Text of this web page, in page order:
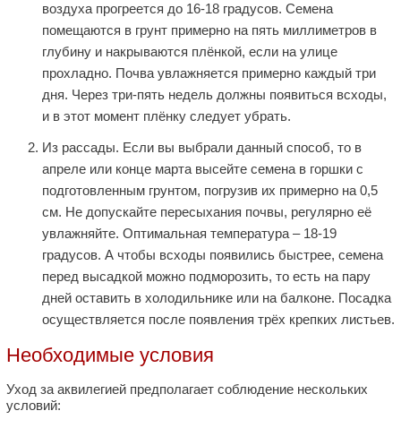
воздуха прогреется до 16-18 градусов. Семена
помещаются в грунт примерно на пять миллиметров в
глубину и накрываются плёнкой, если на улице
прохладно. Почва увлажняется примерно каждый три
дня. Через три-пять недель должны появиться всходы,
и в этот момент плёнку следует убрать.
Из рассады. Если вы выбрали данный способ, то в
апреле или конце марта высейте семена в горшки с
подготовленным грунтом, погрузив их примерно на 0,5
см. Не допускайте пересыхания почвы, регулярно её
увлажняйте. Оптимальная температура – 18-19
градусов. А чтобы всходы появились быстрее, семена
перед высадкой можно подморозить, то есть на пару
дней оставить в холодильнике или на балконе. Посадка
осуществляется после появления трёх крепких листьев.
Необходимые условия
Уход за аквилегией предполагает соблюдение нескольких
условий: